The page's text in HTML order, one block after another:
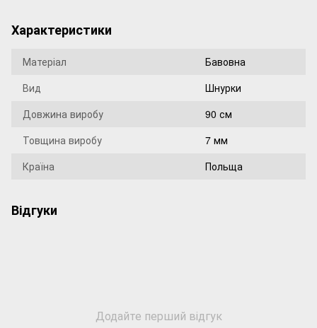
Характеристики
Матеріал
Бавовна
Вид
Шнурки
Довжина виробу
90 см
Товщина виробу
7 мм
Країна
Польща
Відгуки
Додайте перший відгук